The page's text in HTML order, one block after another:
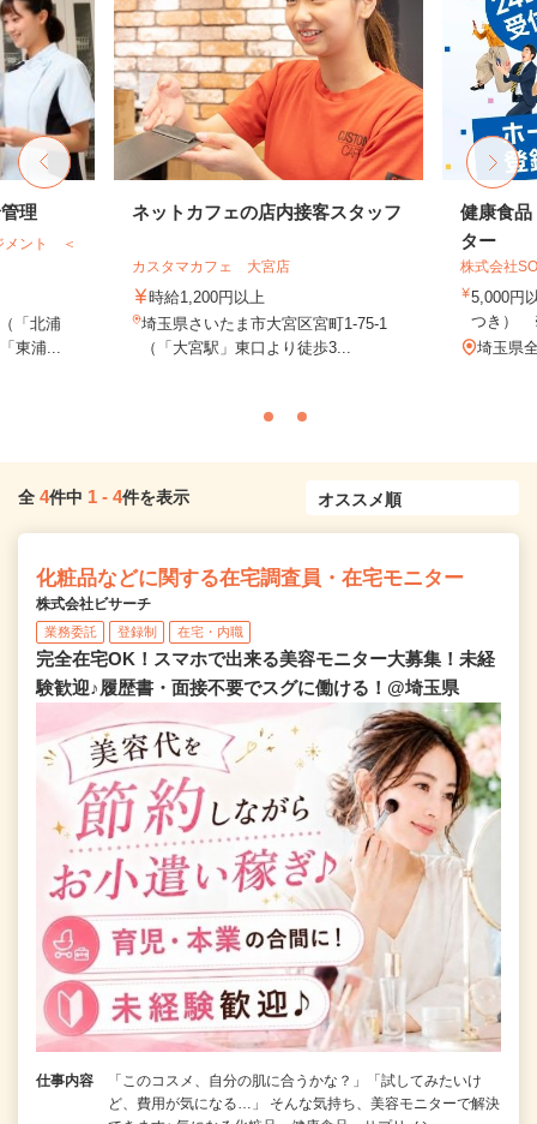
理
メント ＜
「北浦
東浦...
ネットカフェの店内接客スタッフ
カスタマカフェ 大宮店
時給1,200円以上
埼玉県さいたま市大宮区宮町1-75-1
（「大宮駅」東口より徒歩3...
健康食品
ター
株式会社
5,000円
つき）
埼玉県
全 4件中 1 - 4件を表示
化粧品などに関する在宅調査員・在宅モニター
株式会社ビサーチ
業務委託 登録制 在宅・内職
完全在宅OK！スマホで出来る美容モニター大募集！未経
験歓迎♪履歴書・面接不要でスグに働ける！@埼玉県
仕事内容
「このコスメ、自分の肌に合うかな？」「試してみたいけ
ど、費用が気になる…」 そんな気持ち、美容モニターで解決